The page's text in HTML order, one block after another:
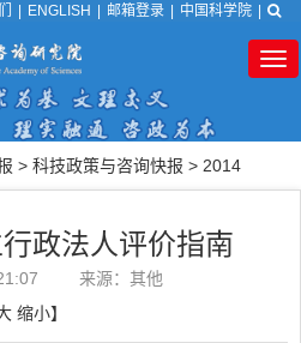
ENGLISH 邮箱登录 中国科学院
> 科技政策与咨询快报 > 2014
政法人评价指南
来源：其他
缩小】